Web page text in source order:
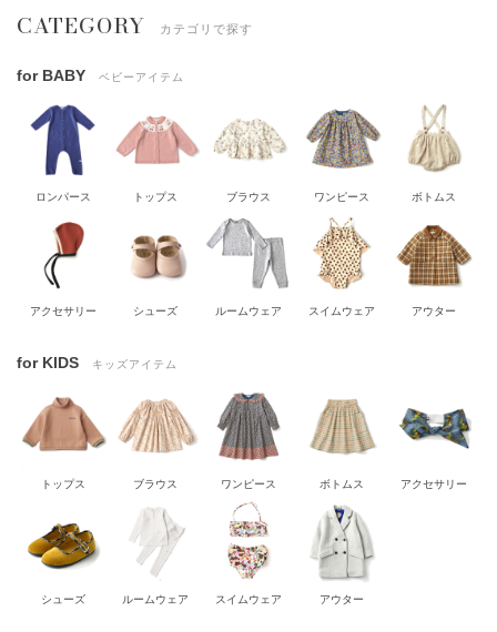
CATEGORY カテゴリで探す
for BABY ベビーアイテム
ロンパース トップス ブラウス ワンピース ボトムス
アクセサリー シューズ ルームウェア スイムウェア アウター
for KIDS キッズアイテム
トップス ブラウス ワンピース ボトムス アクセサリー
シューズ ルームウェア スイムウェア アウター